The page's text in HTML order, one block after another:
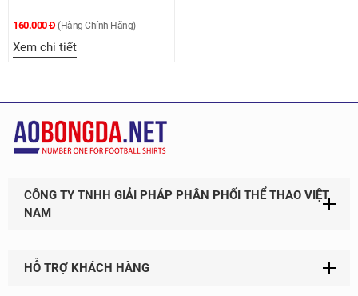
160.000 Đ (Hàng Chính Hãng)
Xem chi tiết
CÔNG TY TNHH GIẢI PHÁP PHÂN PHỐI THỂ THAO VIỆT
NAM
HỖ TRỢ KHÁCH HÀNG